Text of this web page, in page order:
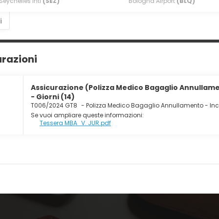
di un bar/lounge e un bar a bordo piscina. La colazione
alle ore 10:30.
di un pratico servizio di lavanderia e lavaggio a secco,
gratuito è disponibile in loco.
Assicurazione (Polizza Medico Bagaglio
- Giorni (14)
T006/2024 GT8 - Polizza Medico Bagaglio Annullamento -
Se vuoi ampliare queste informazioni:
Tessera MBA_V. JUR.pdf